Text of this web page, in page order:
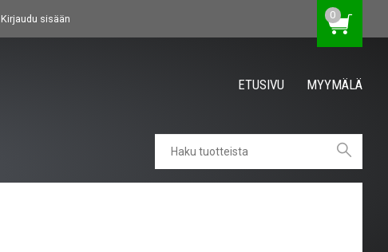
Kirjaudu sisään 0
ETUSIVU MYYMÄLÄ